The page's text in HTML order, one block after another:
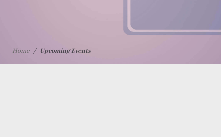
Home Upcoming Events